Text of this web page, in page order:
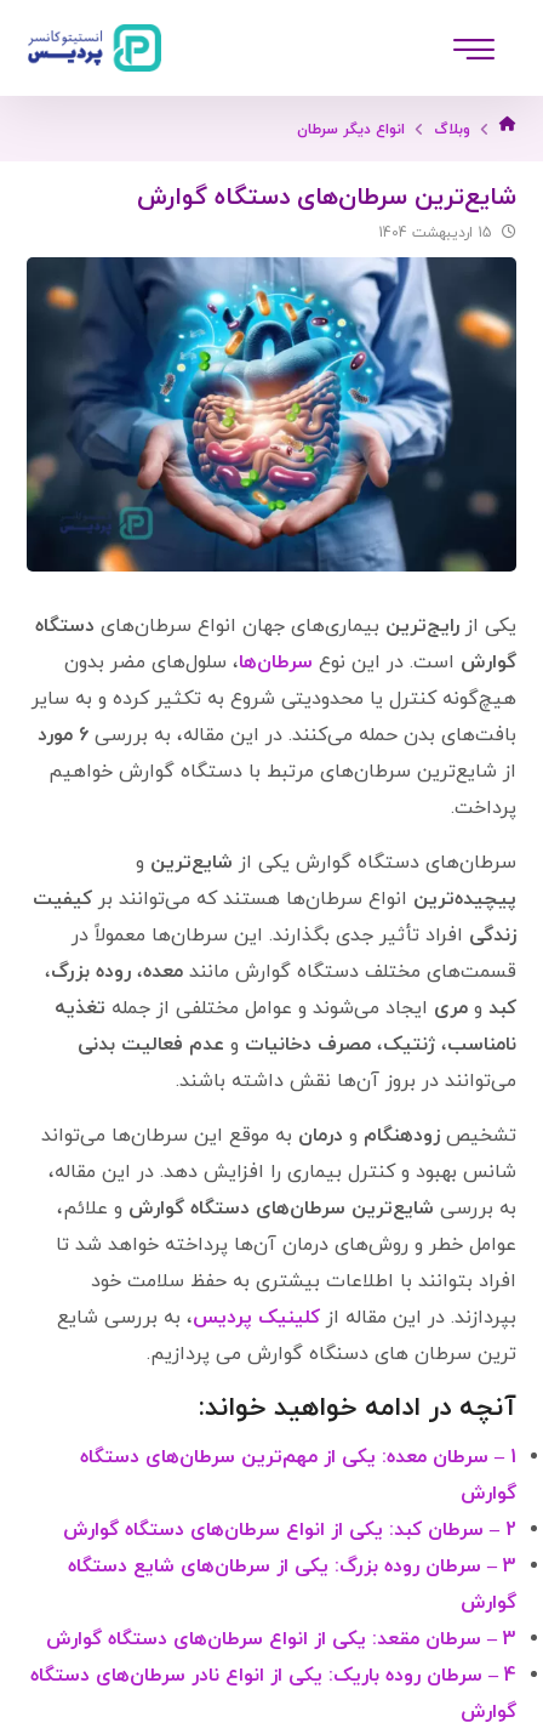
وبلاگ انواع دیگر سرطان
شایع‌ترین سرطان‌های دستگاه گوارش
15 اردیبهشت 1404
یکی ازرایج‌ترین بیماری‌های جهان انواع سرطان‌های دستگاه
گوارش است. در این نوع سرطان‌ها، سلول‌های مضر بدون
هیچ‌گونه کنترل یا محدودیتی شروع به تکثیر کرده و به سایر
بافت‌های بدن حمله می‌کنند. در این مقاله، به بررسی6 مورد
از شایع‌ترین سرطان‌های مرتبط با دستگاه گوارش خواهیم
پرداخت.
سرطان‌های دستگاه گوارش یکی از شایع‌ترین و
پیچیده‌ترین انواع سرطان‌ها هستند که می‌توانند برکیفیت
زندگی افراد تأثیر جدی بگذارند. این سرطان‌ها معمولاً در
قسمت‌های مختلف دستگاه گوارش مانندمعده، روده بزرگ،
کبد ومری ایجاد می‌شوند و عوامل مختلفی از جمله تغذیه
نامناسب،ژنتیک،مصرف دخانیات و عدم فعالیت بدنی
می‌توانند در بروز آن‌ها نقش داشته باشند.
تشخیص زودهنگام و درمان به موقع این سرطان‌ها می‌تواند
شانس بهبود و کنترل بیماری را افزایش دهد. در این مقاله،
به بررسی شایع‌ترین سرطان‌های دستگاه گوارش و علائم،
عوامل خطر و روش‌های درمان آن‌ها پرداخته خواهد شد تا
افراد بتوانند با اطلاعات بیشتری به حفظ سلامت خود
بپردازند. در این مقاله از کلینیک پردیس، به بررسی شایع
ترین سرطان های دسنگاه گوارش می پردازیم.
آنچه در ادامه خواهید خواند:
1 – سرطان معده: یکی از مهم‌ترین سرطان‌های دستگاه
گوارش
2 – سرطان کبد: یکی از انواع سرطان‌های دستگاه گوارش
3 – سرطان روده بزرگ: یکی از سرطان‌های شایع دستگاه
گوارش
3 – سرطان مقعد: یکی از انواع سرطان‌های دستگاه گوارش
4 – سرطان روده باریک: یکی از انواع نادر سرطان‌های دستگاه
گوارش